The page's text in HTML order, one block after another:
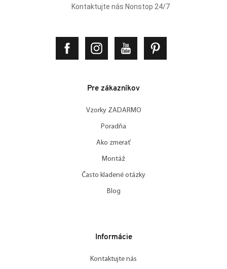
Kontaktujte nás Nonstop 24/7
Pre zákazníkov
Vzorky ZADARMO
Poradňa
Ako zmerať
Montáž
Často kladené otázky
Blog
Informácie
Kontaktujte nás